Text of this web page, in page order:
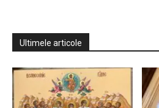
Ultimele articole